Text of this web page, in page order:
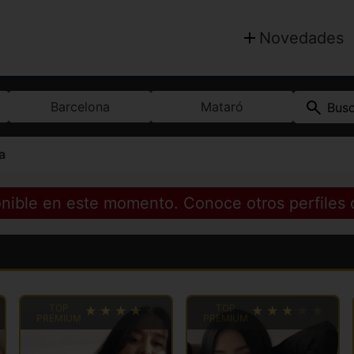
Novedades
Barcelona Mataró
en este momento. Conoce otros perfiles
TOP
PREMIUM